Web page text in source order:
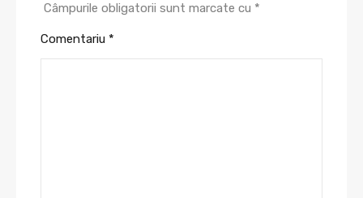
Câmpurile obligatorii sunt marcate cu *
Comentariu *